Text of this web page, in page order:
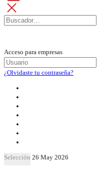
Acceso para empresas
¿Olvidaste tu contraseña?
Selección 26 May 2026